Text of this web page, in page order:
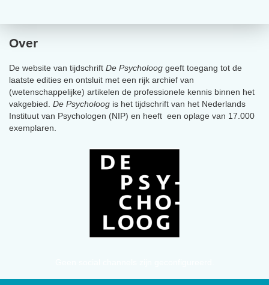
Over
De website van tijdschrift De Psycholoog geeft toegang tot de
laatste edities en ontsluit met een rijk archief van
(wetenschappelijke) artikelen de professionele kennis binnen het
vakgebied. De Psycholoog is het tijdschrift van het Nederlands
Instituut van Psychologen (NIP) en heeft een oplage van 17.000
exemplaren.